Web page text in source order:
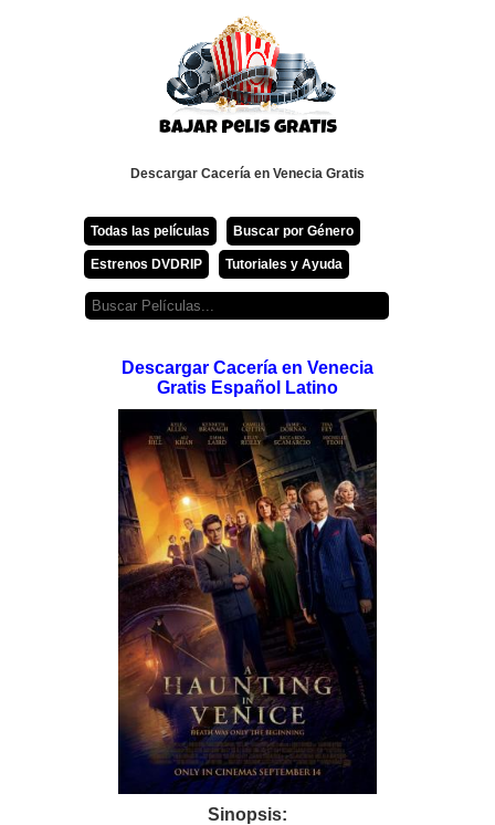
Descargar Cacería en Venecia Gratis
Todas las películas Buscar por Género
Estrenos DVDRIP Tutoriales y Ayuda
Descargar Cacería en Venecia
Gratis Español Latino
Sinopsis: